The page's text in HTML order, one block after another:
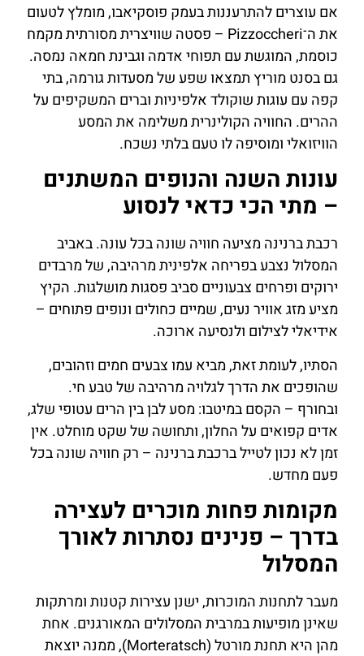
אם עוצרים להתרעננות בעמק פוסקיאבו, מומלץ לטעום
את ה־Pizzoccheri – פסטה שוויצרית מסורתית מקמח
כוסמת, המוגשת עם תפוחי אדמה וגבינת חמאה נמסה.
גם בסנט מוריץ תמצאו שפע של מסעדות גורמה, בתי
קפה עם עוגות שוקולד אלפיניות וברים המשקיפים על
ההרים. החוויה הקולינרית משלימה את המסע
הוויזואלי ומוסיפה לו טעם בלתי נשכח.
עונות השנה והנופים המשתנים
– מתי הכי כדאי לנסוע
רכבת ברנינה מציעה חוויה שונה בכל עונה. באביב
המסלול נצבע בפריחה אלפינית מרהיבה, של מרבדים
ירוקים ופרחים צבעוניים סביב פסגות מושלגות. הקיץ
מציע מזג אוויר נעים, שמיים כחולים ונופים פתוחים –
אידיאלי לצילום ולנסיעה ארוכה.
הסתיו, לעומת זאת, מביא עמו צבעים חמים וזהובים,
שהופכים את הדרך לגלויה מרהיבה של טבע חי.
ובחורף – הקסם במיטבו: מסע לבן בין הרים עטופי שלג,
אדים קפואים על החלון, ותחושה של שקט מוחלט. אין
זמן לא נכון לטייל ברכבת ברנינה – רק חוויה שונה בכל
פעם מחדש.
מקומות פחות מוכרים לעצירה
בדרך – פנינים נסתרות לאורך
המסלול
מעבר לתחנות המוכרות, ישנן עצירות קטנות ומרתקות
שאינן מופיעות במרבית המסלולים המאורגנים. אחת
מהן היא תחנת מורטל (Morteratsch), ממנה יוצאת